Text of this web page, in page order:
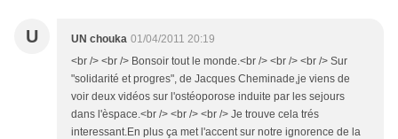
U UN chouka 01/04/2011 20:19
<br /> <br /> Bonsoir tout le monde.<br /> <br /> <br /> Sur
"solidarité et progres", de Jacques Cheminade,je viens de
voir deux vidéos sur l'ostéoporose induite par les sejours
dans l'èspace.<br /> <br /> <br /> Je trouve cela trés
interessant.En plus ça met l'accent sur notre ignorence de la